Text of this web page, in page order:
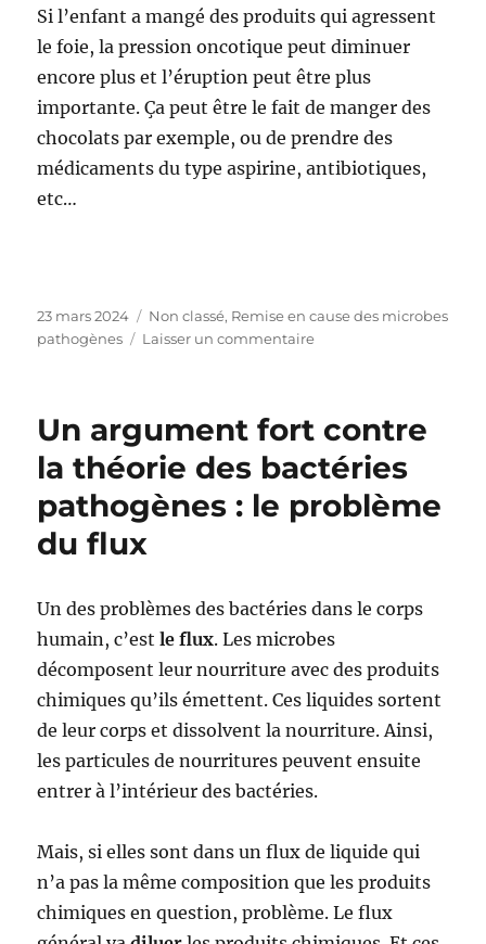
Si l’enfant a mangé des produits qui agressent
le foie, la pression oncotique peut diminuer
encore plus et l’éruption peut être plus
importante. Ça peut être le fait de manger des
chocolats par exemple, ou de prendre des
médicaments du type aspirine, antibiotiques,
etc…
Publié
le
23 mars 2024 Catégories
Non classé, Remise en cause des microbes
pathogènes
Laisser un commentaire
des
maladies
éruptives
de
l’enfance
Un argument fort contre
la théorie des bactéries
pathogènes : le problème
du flux
Un des problèmes des bactéries dans le corps
humain, c’estle flux. Les microbes
décomposent leur nourriture avec des produits
chimiques qu’ils émettent. Ces liquides sortent
de leur corps et dissolvent la nourriture. Ainsi,
les particules de nourritures peuvent ensuite
entrer à l’intérieur des bactéries.
Mais, si elles sont dans un flux de liquide qui
n’a pas la même composition que les produits
chimiques en question, problème. Le flux